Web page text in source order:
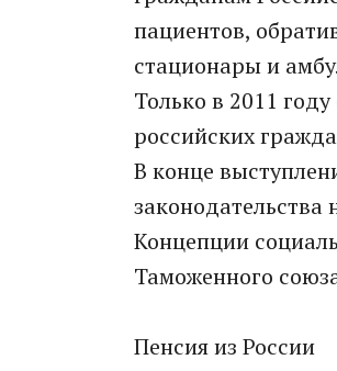
пациентов,
стационары и
Только в 2011
российских
В конце
Концепции
Таможенного
Пенсия из России